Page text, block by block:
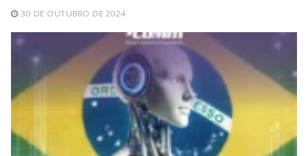
30 DE OUTUBRO DE 2024